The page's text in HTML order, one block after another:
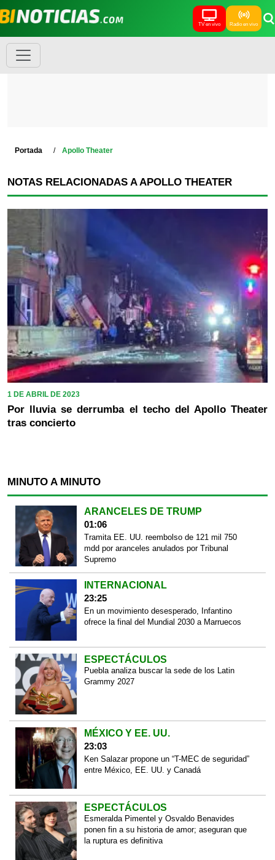
TV en vivo Radio en vivo
Portada Apollo Theater
NOTAS RELACIONADAS A APOLLO THEATER
1 DE ABRIL DE 2023
Por lluvia se derrumba el techo del Apollo Theater
tras concierto
MINUTO A MINUTO
ARANCELES DE TRUMP
01:06
Tramita EE. UU. reembolso de 121 mil 750
mdd por aranceles anulados por Tribunal
Supremo
INTERNACIONAL
23:25
En un movimiento desesperado, Infantino
ofrece la final del Mundial 2030 a Marruecos
ESPECTÁCULOS
Puebla analiza buscar la sede de los Latin
Grammy 2027
MÉXICO Y EE. UU.
23:03
Ken Salazar propone un “T-MEC de seguridad”
entre México, EE. UU. y Canadá
ESPECTÁCULOS
Esmeralda Pimentel y Osvaldo Benavides
ponen fin a su historia de amor; aseguran que
la ruptura es definitiva